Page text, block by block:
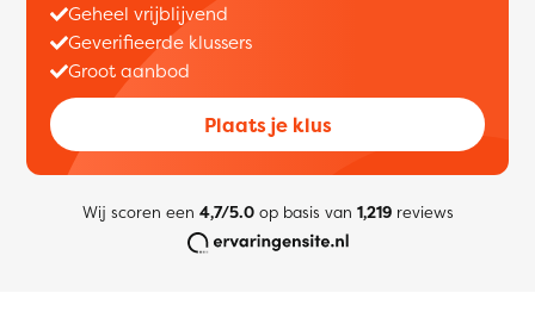
Geheel vrijblijvend
Geverifieerde klussers
Groot aanbod
Plaats je klus
Wij scoren een 4,7/5.0op basis van 1,219reviews